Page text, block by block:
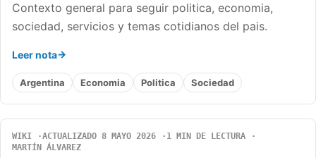
Contexto general para seguir politica, economia,
sociedad, servicios y temas cotidianos del pais.
Leer nota
Argentina Economia Politica Sociedad
WIKI ACTUALIZADO 8 MAYO 2026
1 MIN DE LECTURA
MARTÍN ÁLVAREZ